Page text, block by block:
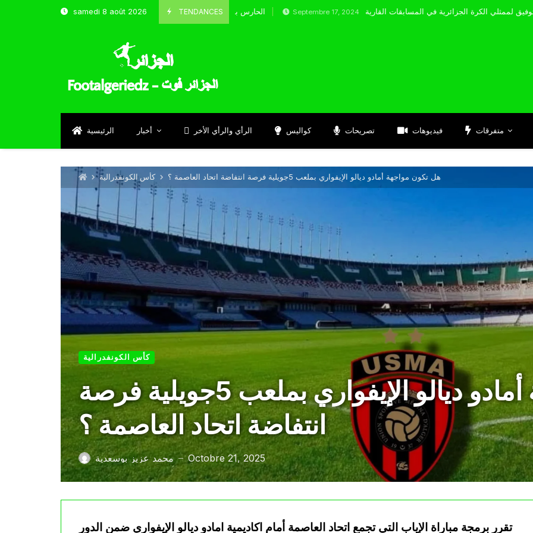
samedi 8 août 2026 TENDANCES
الحارس بوحلفاية يتحدث عن طموحاته مع المنتخب و شباب قسنطينة Septembre 17, 2024
الرئيسية أخبار الرأي والرأي الأخر كواليس تصريحات فيديوهات متفرقات
كأس الكونفدرالية هل تكون مواجهة أمادو ديالو الإيفواري بملعب 5جويلية فرصة انتفاضة اتحاد العاصمة ؟
كأس الكونفدرالية
هل تكون مواجهة أمادو ديالو الإيفواري بملعب 5جويلية فرصة
انتفاضة اتحاد العاصمة ؟
محمد عزيز بوسعدية — Octobre 21, 2025
تقرر برمجة مباراة الإياب التي تجمع اتحاد العاصمة أمام اكاديمية امادو ديالو الإيفواري ضمن الدور